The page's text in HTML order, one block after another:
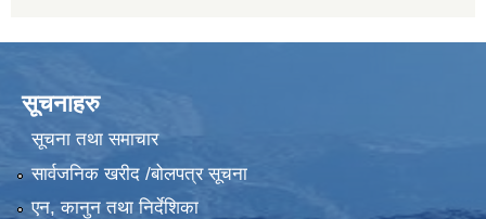
सूचनाहरु
सूचना तथा समाचार
सार्वजनिक खरीद /बोलपत्र सूचना
एन, कानुन तथा निर्देशिका